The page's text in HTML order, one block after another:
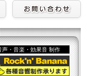
声・音楽・効果音 制作